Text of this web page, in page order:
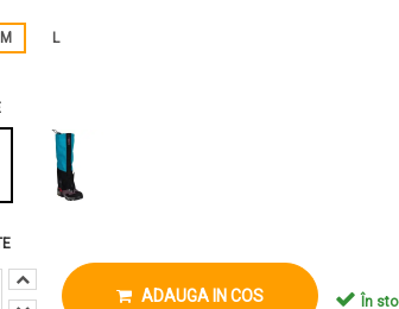
M L
ADAUGA IN COS În